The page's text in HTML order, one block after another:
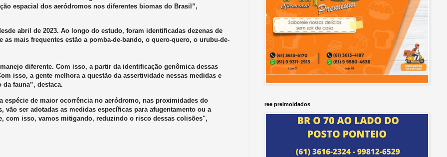
espacial dos aeródromos nos diferentes biomas do Brasil”,
abril de 2023. Ao longo do estudo, foram identificadas dezenas de
mais frequentes estão a pomba-de-bando, o quero-quero, o urubu-de-
diferente. Com isso, a partir da identificação genômica dessas
isso, a gente melhora a questão da assertividade nessas medidas e
fauna”, destaca.
de maior ocorrência no aeródromo, nas proximidades do
ser adotadas as medidas específicas para afugentamento ou a
com isso, vamos mitigando, reduzindo o risco dessas colisões",
ree prelmoldados